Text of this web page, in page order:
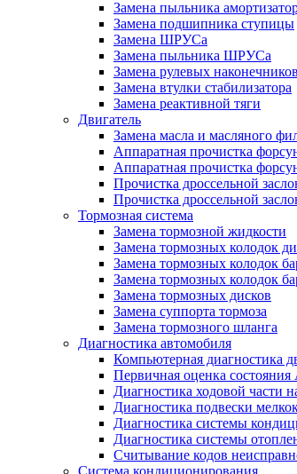
Замена пыльника
Замена подшипника ступицы
Замена ШРУСа
Замена пыльника ШРУСа
Замена рулевых наконечников
Замена втулки стабилизатора
Замена реактивной тяги
Двигатель
Замена масла и масляного
Аппаратная прочистка
Аппаратная прочистка
Прочистка дроссельной
Прочистка дроссельной
Тормозная система
Замена тормозной жидкости
Замена тормозных колодок
Замена тормозных колодок
Замена тормозных колодок
Замена тормозных дисков
Замена суппорта тормоза
Замена тормозного шланга
Диагностика автомобиля
Компьютерная диагностика
Первичная оценка
Диагностика ходовой части
Диагностика подвески
Диагностика системы
Диагностика системы
Считывание кодов
Система кондиционирования